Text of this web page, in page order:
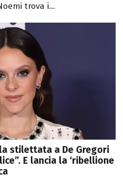
trova i...
stilettata a De Gregori
E lancia la ‘ribellione